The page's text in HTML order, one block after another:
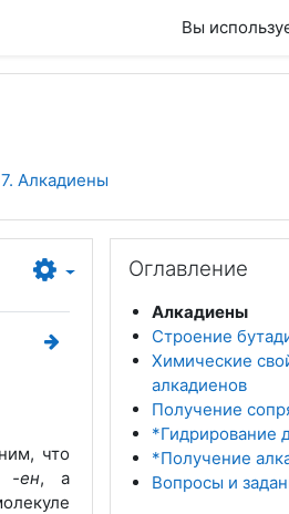
Вы
Алкадиены
что
-ен, а
Оглавление
Алкадиены
Строение
Химические
алкадиенов
Получение
*Гидрирование
*Получение
Вопросы и